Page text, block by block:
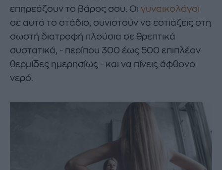
επηρεάζουν το βάρος σου. Οι γυναικολόγοι
σε αυτό το στάδιο, συνιστούν να εστιάζεις στη
σωστή διατροφή πλούσια σε θρεπτικά
συστατικά, - περίπου 300 έως 500 επιπλέον
θερμίδες ημερησίως - και να πίνεις άφθονο
νερό.